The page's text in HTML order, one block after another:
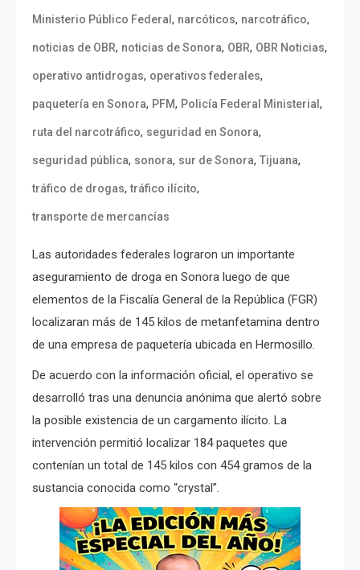
Ministerio Público Federal , narcóticos, narcotráfico,
noticias de OBR, noticias de Sonora, OBR, OBR Noticias,
operativo antidrogas, operativos federales,
paquetería en Sonora, PFM, Policía Federal Ministerial ,
ruta del narcotráfico, seguridad en Sonora,
seguridad pública, sonora, sur de Sonora, Tijuana,
tráfico de drogas,tráfico ilícito,
transporte de mercancías
Las autoridades federales lograron un importante
aseguramiento de droga en Sonora luego de que
elementos de la Fiscalía General de la República (FGR)
localizaran más de 145 kilos de metanfetamina dentro
de una empresa de paquetería ubicada en Hermosillo.
De acuerdo con la información oficial, el operativo se
desarrolló tras una denuncia anónima que alertó sobre
la posible existencia de un cargamento ilícito. La
intervención permitió localizar 184 paquetes que
contenían un total de 145 kilos con 454 gramos de la
sustancia conocida como “crystal”.